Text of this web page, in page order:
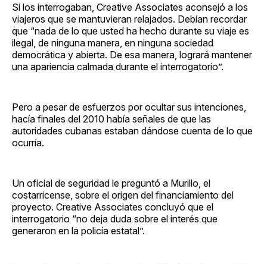
Si los interrogaban, Creative Associates aconsejó a los
viajeros que se mantuvieran relajados. Debían recordar
que “nada de lo que usted ha hecho durante su viaje es
ilegal, de ninguna manera, en ninguna sociedad
democrática y abierta. De esa manera, logrará mantener
una apariencia calmada durante el interrogatorio”.
Pero a pesar de esfuerzos por ocultar sus intenciones,
hacía finales del 2010 había señales de que las
autoridades cubanas estaban dándose cuenta de lo que
ocurría.
Un oficial de seguridad le preguntó a Murillo, el
costarricense, sobre el origen del financiamiento del
proyecto. Creative Associates concluyó que el
interrogatorio “no deja duda sobre el interés que
generaron en la policía estatal”.